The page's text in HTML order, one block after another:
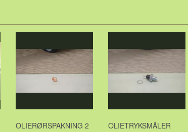
OLIERØRSPAKNING 2
OLIETRYKSMÅLER